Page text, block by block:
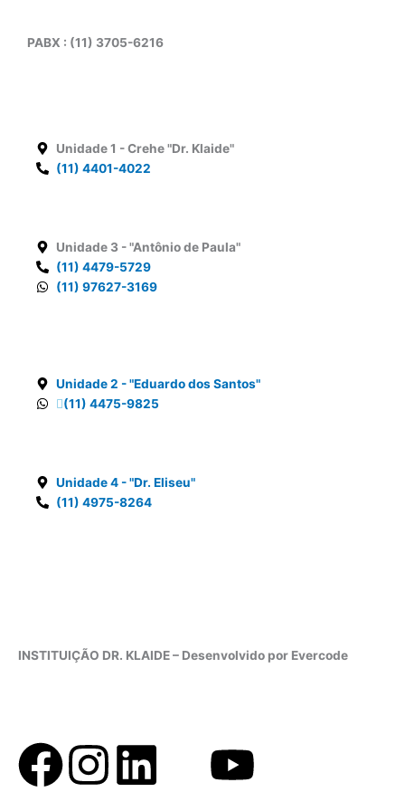
PABX : (11) 3705-6216
Unidade 1 - Crehe "Dr. Klaide"
(11) 4401-4022
Unidade 3 - "Antônio de Paula"
(11) 4479-5729
(11) 97627-3169
Unidade 2 - "Eduardo dos Santos"
(11) 4475-9825
Unidade 4 - "Dr. Eliseu"
(11) 4975-8264
INSTITUIÇÃO DR. KLAIDE – Desenvolvido por Evercode
F
a
I
n
L
i
Y
o